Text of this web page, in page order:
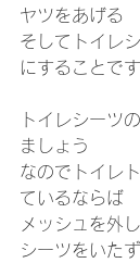
ヤツをあげる
そしてトイレ
にすることです
トイレシーツ
ましょう
なのでトイレ
ているならば
メッシュを外
シーツをいた